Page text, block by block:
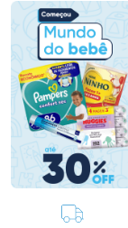
Benefícios